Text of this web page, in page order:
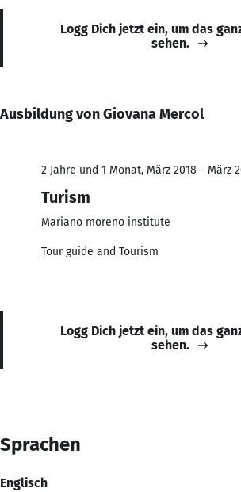
Logg Dich jetzt ein, um das
sehen.
Ausbildung von Giovana Mercol
2 Jahre und 1 Monat, März 2018 - März
Turism
Mariano moreno institute
Tour guide and Tourism
Logg Dich jetzt ein, um das
sehen.
Sprachen
Englisch